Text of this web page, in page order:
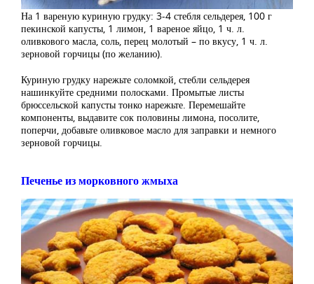
На 1 вареную куриную грудку: 3-4 стебля сельдерея, 100 г
пекинской капусты, 1 лимон, 1 вареное яйцо, 1 ч. л.
оливкового масла, соль, перец молотый – по вкусу, 1 ч. л.
зерновой горчицы (по желанию).
Куриную грудку нарежьте соломкой, стебли сельдерея
нашинкуйте средними полосками. Промытые листы
брюссельской капусты тонко нарежьте. Перемешайте
компоненты, выдавите сок половины лимона, посолите,
поперчи, добавьте оливковое масло для заправки и немного
зерновой горчицы.
Печенье из морковного жмыха